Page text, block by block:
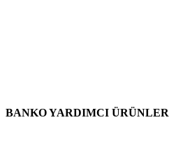
BANKO YARDIMCI ÜRÜNLER